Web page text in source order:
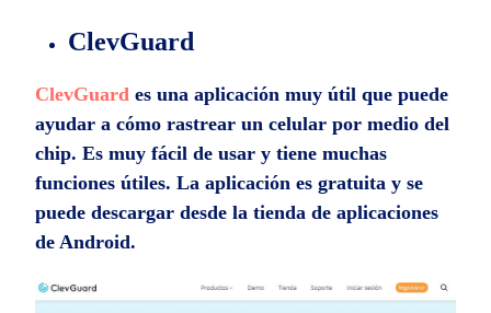
ClevGuard
ClevGuard es una aplicación muy útil que puede
ayudar a cómo rastrear un celular por medio del
chip. Es muy fácil de usar y tiene muchas
funciones útiles. La aplicación es gratuita y se
puede descargar desde la tienda de aplicaciones
de Android.